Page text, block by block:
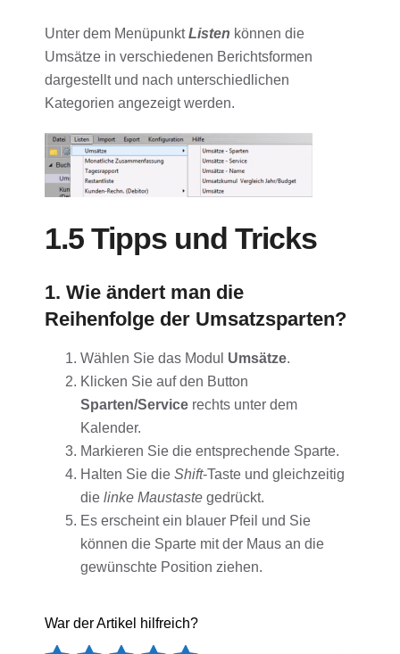
Unter dem MenüpunktListen können die
Umsätze in verschiedenen Berichtsformen
dargestellt und nach unterschiedlichen
Kategorien angezeigt werden.
1.5 Tipps und Tricks
1. Wie ändert man die
Reihenfolge der Umsatzsparten?
Wählen Sie das Modul Umsätze.
Klicken Sie auf den Button
Sparten/Service rechts unter dem
Kalender.
Markieren Sie die entsprechende Sparte.
Halten Sie die Shift-Taste und gleichzeitig
die linke Maustaste gedrückt.
Es erscheint ein blauer Pfeil und Sie
können die Sparte mit der Maus an die
gewünschte Position ziehen.
War der Artikel hilfreich?